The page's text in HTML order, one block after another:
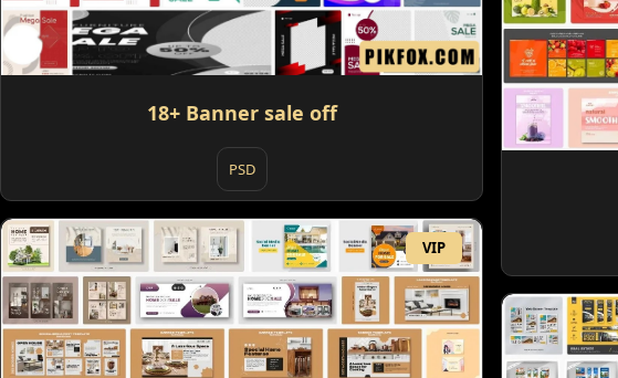
18+ Banner sale off
PSD
VIP